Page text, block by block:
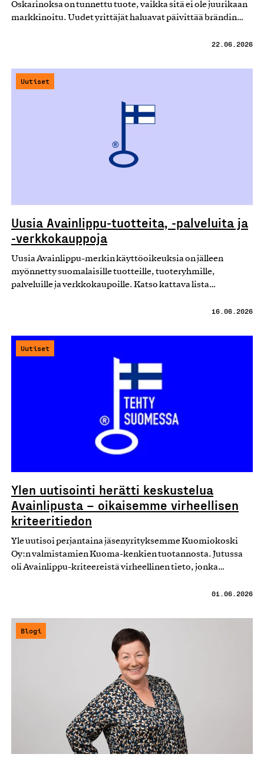
Oskarinoksa on tunnettu tuote, vaikka sitä ei ole juurikaan
markkinoitu. Uudet yrittäjät haluavat päivittää brändin…
22.06.2026
Uutiset
Uusia Avainlippu-tuotteita, -palveluita ja
-verkkokauppoja
Uusia Avainlippu-merkin käyttöoikeuksia on jälleen
myönnetty suomalaisille tuotteille, tuoteryhmille,
palveluille ja verkkokaupoille. Katso kattava lista…
16.06.2026
Uutiset
Ylen uutisointi herätti keskustelua
Avainlipusta – oikaisemme virheellisen
kriteeritiedon
Yle uutisoi perjantaina jäsenyrityksemme Kuomiokoski
Oy:n valmistamien Kuoma-kenkien tuotannosta. Jutussa
oli Avainlippu-kriteereistä virheellinen tieto, jonka…
01.06.2026
Blogi